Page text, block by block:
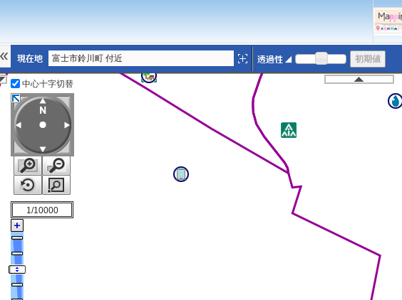
富士市鈴川町 付近
中心十字切替
1/10000